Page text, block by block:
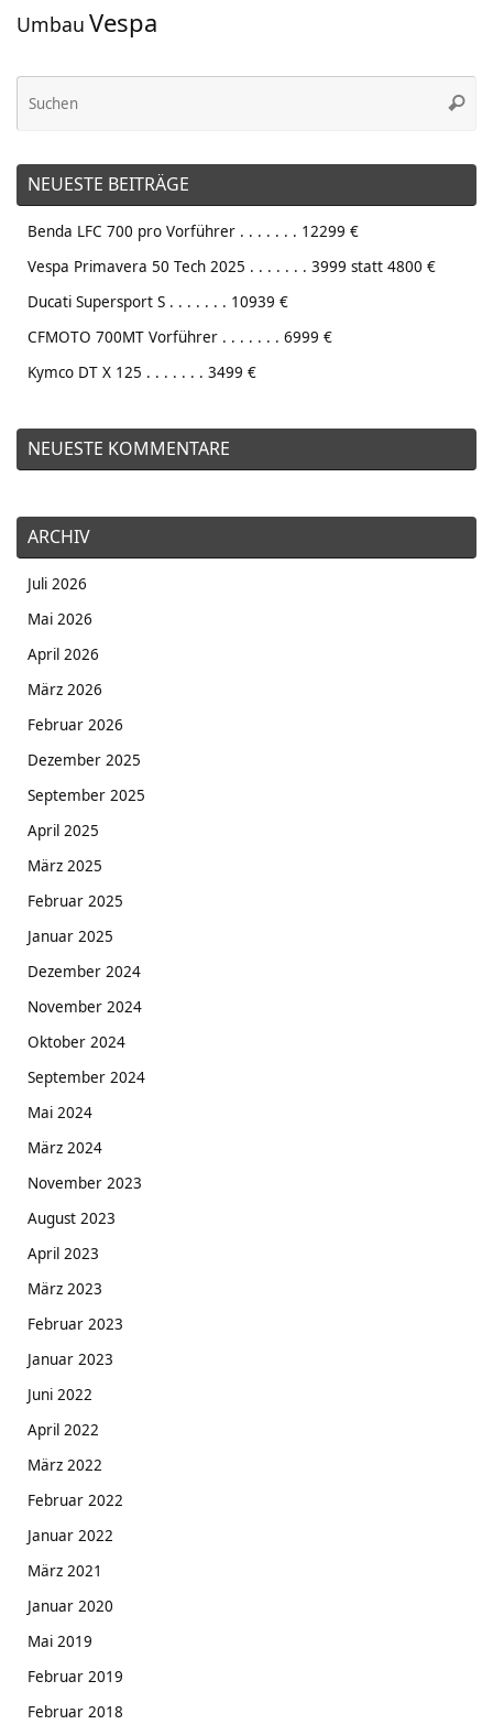
Umbau Vespa
NEUESTE BEITRÄGE
Benda LFC 700 pro Vorführer . . . . . . . 12299 €
Vespa Primavera 50 Tech 2025 . . . . . . . 3999 statt 4800 €
Ducati Supersport S . . . . . . . 10939 €
CFMOTO 700MT Vorführer . . . . . . . 6999 €
Kymco DT X 125 . . . . . . . 3499 €
NEUESTE KOMMENTARE
ARCHIV
Juli 2026
Mai 2026
April 2026
März 2026
Februar 2026
Dezember 2025
September 2025
April 2025
März 2025
Februar 2025
Januar 2025
Dezember 2024
November 2024
Oktober 2024
September 2024
Mai 2024
März 2024
November 2023
August 2023
April 2023
März 2023
Februar 2023
Januar 2023
Juni 2022
April 2022
März 2022
Februar 2022
Januar 2022
März 2021
Januar 2020
Mai 2019
Februar 2019
Februar 2018